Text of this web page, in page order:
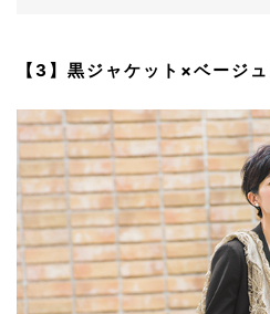
【3】黒ジャケット×ベージ